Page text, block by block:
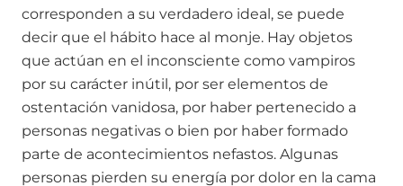
corresponden a su verdadero ideal, se puede
decir que el hábito hace al monje. Hay objetos
que actúan en el inconsciente como vampiros
por su carácter inútil, por ser elementos de
ostentación vanidosa, por haber pertenecido a
personas negativas o bien por haber formado
parte de acontecimientos nefastos. Algunas
personas pierden su energía por dolor en la cama